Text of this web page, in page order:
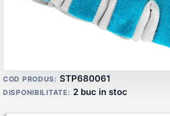
Detalii produs
COD PRODUS: STP680061
DISPONIBILITATE: 2 buc in stoc